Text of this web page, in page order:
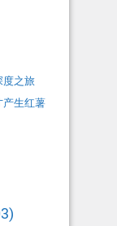
度之旅
产生红薯